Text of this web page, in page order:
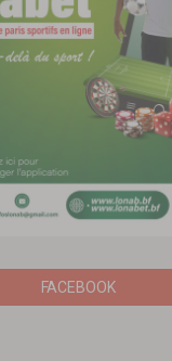
FACEBOOK